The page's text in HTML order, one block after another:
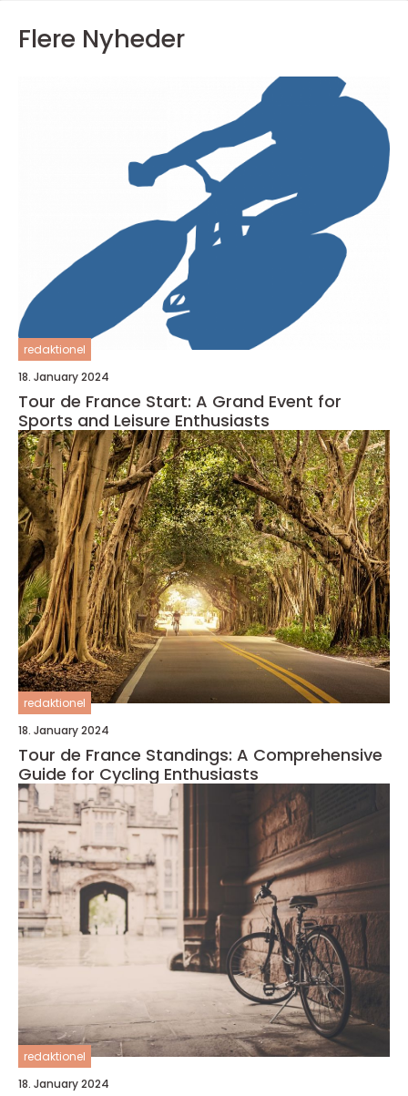
Flere Nyheder
redaktionel
18. January 2024
Tour de France Start: A Grand Event for
Sports and Leisure Enthusiasts
redaktionel
18. January 2024
Tour de France Standings: A Comprehensive
Guide for Cycling Enthusiasts
redaktionel
18. January 2024